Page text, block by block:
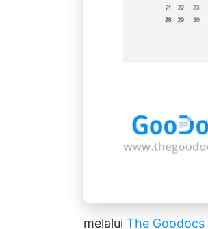
melalui The Goodocs